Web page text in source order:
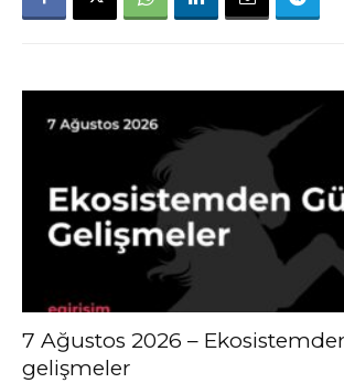
7 Ağustos 2026 –
gelişmeler